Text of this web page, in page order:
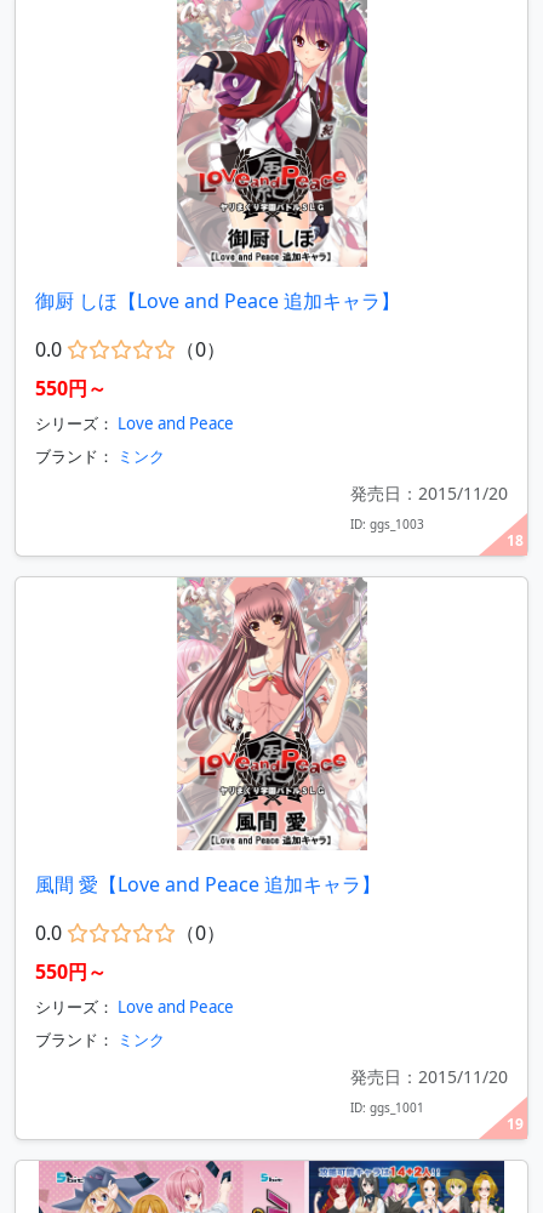
18
御厨 しほ【Love and Peace 追加キャラ】
0.0
（0）
550円～
シリーズ： Love and Peace
ブランド：
ミンク
発売日：2015/11/20
ID: ggs_1003
19
風間 愛【Love and Peace 追加キャラ】
0.0
（0）
550円～
シリーズ： Love and Peace
ブランド：
ミンク
発売日：2015/11/20
ID: ggs_1001